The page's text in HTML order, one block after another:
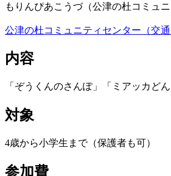
もりんぴあこうづ（公津の杜コミュ
公津の杜コミュニティセンター（交通
内容
「ぞうくんのさんぽ」「ミアッカど
対象
4歳から小学生まで（保護者も可）
参加費